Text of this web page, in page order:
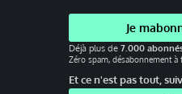
Je
Déjà plus de 7.000
Zéro spam, désabonnement à
Et ce n'est pas tout,